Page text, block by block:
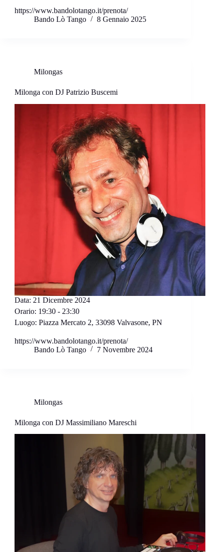
https://www.bandolotango.it/prenota/
Bando Lò Tango
8 Gennaio 2025
Milongas
Milonga con DJ Patrizio Buscemi
Data: 21 Dicembre 2024
Orario: 19:30 - 23:30
Luogo: Piazza Mercato 2, 33098 Valvasone, PN
https://www.bandolotango.it/prenota/
Bando Lò Tango
7 Novembre 2024
Milongas
Milonga con DJ Massimiliano Mareschi